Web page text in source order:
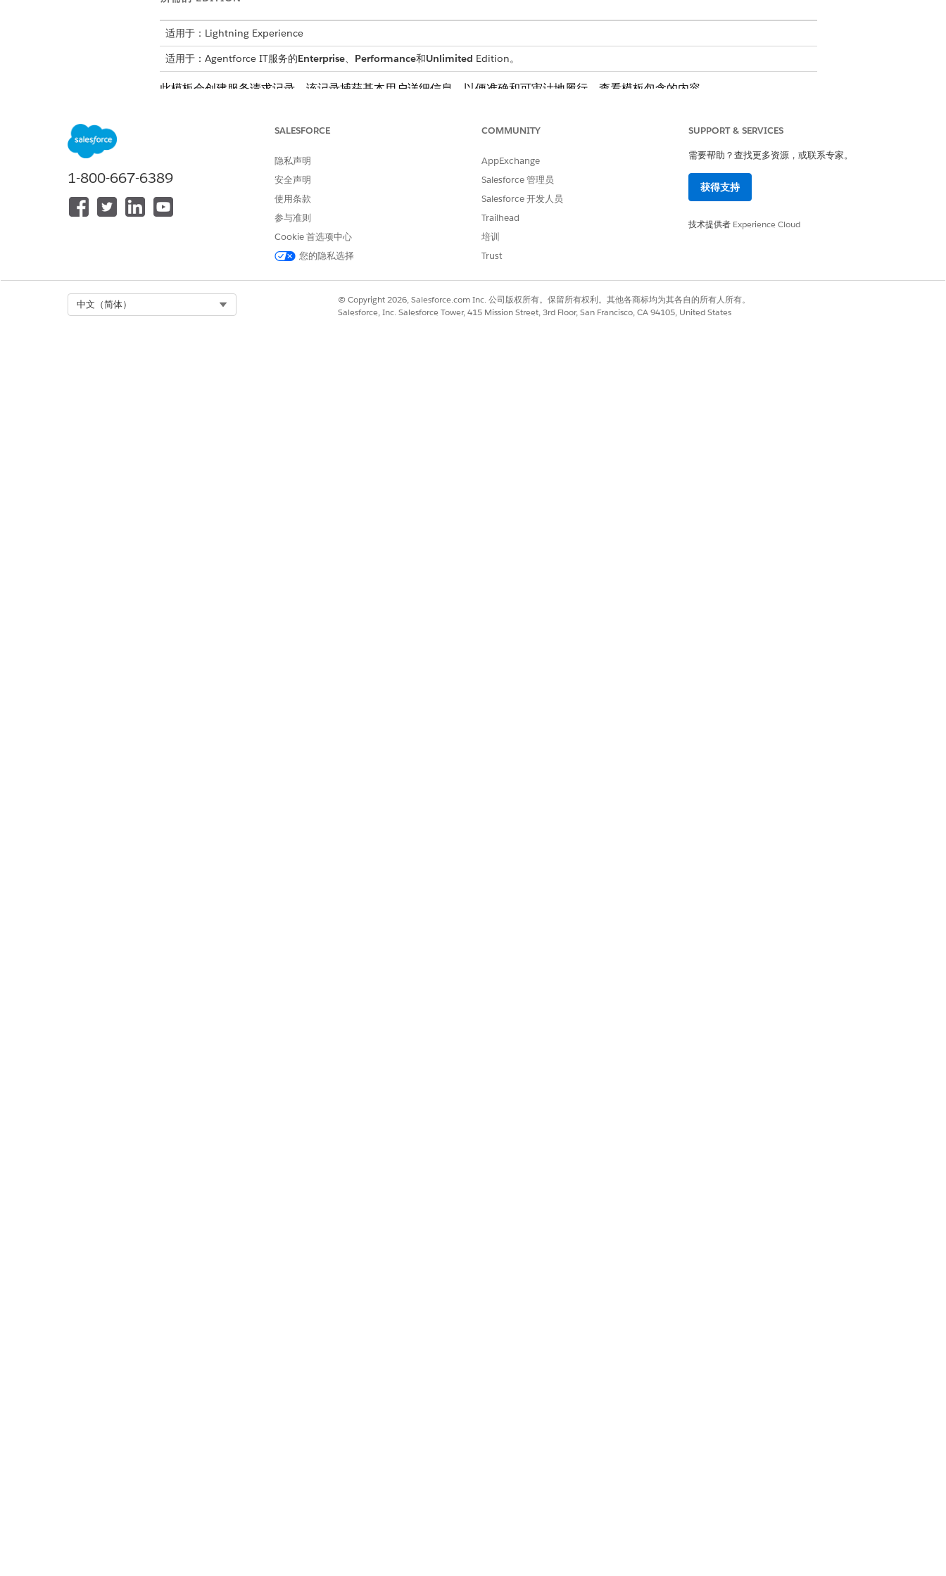
适用于：Lightning Experience
适用于：Agentforce IT服务的Enterprise、 Performance和Unlimited Edition。
此模板会创建服务请求记录，该记录捕获基本用户详细信息，以便准确和可审计地履行。查看模板包含的内容。
资源组名称：包含为停用而识别的虚拟机的资源组的名称。
此服务流程包含自动处理服务请求的履行流。您可以在 Flow Builder 中扩展此流，以包含自定义逻辑，例如自动经理批准或库存检
备注 管理员批准后，流会通过 Azure API 删除指定的虚拟机。
1-800-667-6389
SALESFORCE
隐私声明
安全声明
使用条款
参与准则
Cookie 首选项中心
您的隐私选择
COMMUNITY
AppExchange
Salesforce 管理员
Salesforce 开发人员
Trailhead
培训
Trust
SUPPORT & SERVICES
需要帮助？查找更多资源，或联系专家。
获得支持
技术提供者 Experience Cloud
中文（简体）
© Copyright 2026, Salesforce.com Inc. 公司版权所有。保留所有权利。其他各商标均为其各自的所有人所有。
Salesforce, Inc. Salesforce Tower, 415 Mission Street, 3rd Floor, San Francisco, CA 94105, United States